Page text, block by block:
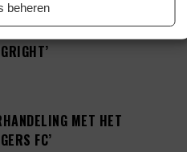
beheren
GAAN MAAR BEDING WEL
MET HET
FC’